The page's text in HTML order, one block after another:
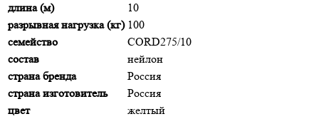
длина (м)
10
разрывная нагрузка (кг) 100
семейство
CORD275/10
состав
нейлон
страна бренда
Россия
страна изготовитель
Россия
цвет
желтый